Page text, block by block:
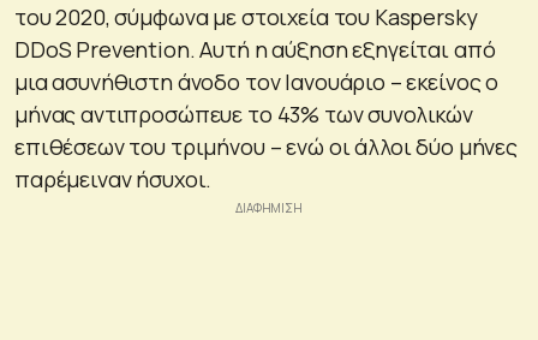
του 2020, σύμφωνα με στοιχεία του Kaspersky
DDoS Prevention. Αυτή η αύξηση εξηγείται από
μια ασυνήθιστη άνοδο τον Ιανουάριο – εκείνος ο
μήνας αντιπροσώπευε το 43% των συνολικών
επιθέσεων του τριμήνου – ενώ οι άλλοι δύο μήνες
παρέμειναν ήσυχοι.